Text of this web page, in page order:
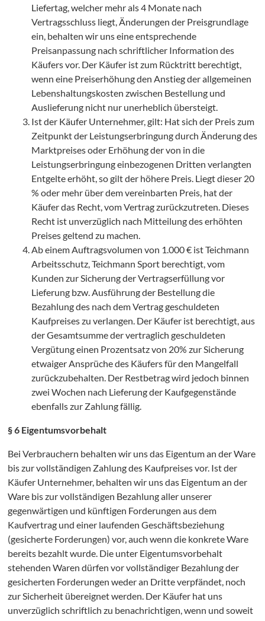
Liefertag, welcher mehr als 4 Monate nach
Vertragsschluss liegt, Änderungen der Preisgrundlage
ein, behalten wir uns eine entsprechende
Preisanpassung nach schriftlicher Information des
Käufers vor. Der Käufer ist zum Rücktritt berechtigt,
wenn eine Preiserhöhung den Anstieg der allgemeinen
Lebenshaltungskosten zwischen Bestellung und
Auslieferung nicht nur unerheblich übersteigt.
Ist der Käufer Unternehmer, gilt: Hat sich der Preis zum
Zeitpunkt der Leistungserbringung durch Änderung des
Marktpreises oder Erhöhung der von in die
Leistungserbringung einbezogenen Dritten verlangten
Entgelte erhöht, so gilt der höhere Preis. Liegt dieser 20
% oder mehr über dem vereinbarten Preis, hat der
Käufer das Recht, vom Vertrag zurückzutreten. Dieses
Recht ist unverzüglich nach Mitteilung des erhöhten
Preises geltend zu machen.
Ab einem Auftragsvolumen von 1.000 € ist Teichmann
Arbeitsschutz, Teichmann Sport berechtigt, vom
Kunden zur Sicherung der Vertragserfüllung vor
Lieferung bzw. Ausführung der Bestellung die
Bezahlung des nach dem Vertrag geschuldeten
Kaufpreises zu verlangen. Der Käufer ist berechtigt, aus
der Gesamtsumme der vertraglich geschuldeten
Vergütung einen Prozentsatz von 20% zur Sicherung
etwaiger Ansprüche des Käufers für den Mangelfall
zurückzubehalten. Der Restbetrag wird jedoch binnen
zwei Wochen nach Lieferung der Kaufgegenstände
ebenfalls zur Zahlung fällig.
§ 6 Eigentumsvorbehalt
Bei Verbrauchern behalten wir uns das Eigentum an der Ware
bis zur vollständigen Zahlung des Kaufpreises vor. Ist der
Käufer Unternehmer, behalten wir uns das Eigentum an der
Ware bis zur vollständigen Bezahlung aller unserer
gegenwärtigen und künftigen Forderungen aus dem
Kaufvertrag und einer laufenden Geschäftsbeziehung
(gesicherte Forderungen) vor, auch wenn die konkrete Ware
bereits bezahlt wurde. Die unter Eigentumsvorbehalt
stehenden Waren dürfen vor vollständiger Bezahlung der
gesicherten Forderungen weder an Dritte verpfändet, noch
zur Sicherheit übereignet werden. Der Käufer hat uns
unverzüglich schriftlich zu benachrichtigen, wenn und soweit